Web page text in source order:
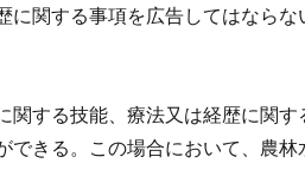
関する事項を広告してはならな
する技能、療法又は経歴に関
きる。 この場合において、農